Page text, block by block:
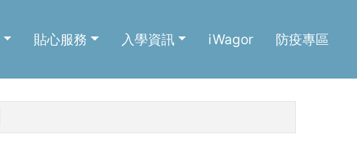
貼心服務 入學資訊 iWagor 防疫專區